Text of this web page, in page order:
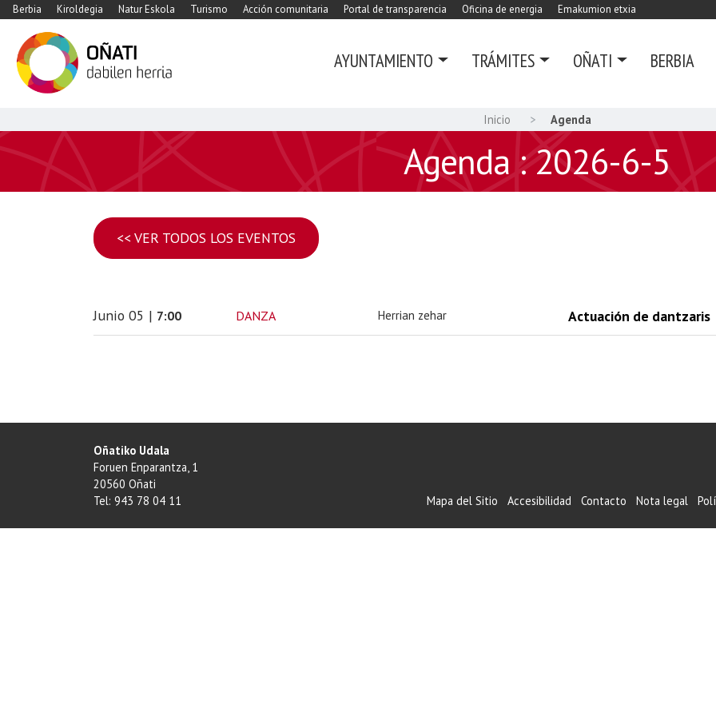
Berbia Kiroldegia Natur Eskola Turismo Acción comunitaria Portal de transparencia Oficina de energia Emakumion etxia
AYUNTAMIENTO TRÁMITES OÑATI BERBIA
Inicio Agenda
Agenda : 2026-6-5
<< VER TODOS LOS EVENTOS
Junio 05 | 7:00 DANZA Herrian zehar Actuación de dantzaris
Oñatiko Udala
Foruen Enparantza, 1
20560 Oñati
Tel: 943 78 04 11
Mapa del Sitio Accesibilidad Contacto Nota legal